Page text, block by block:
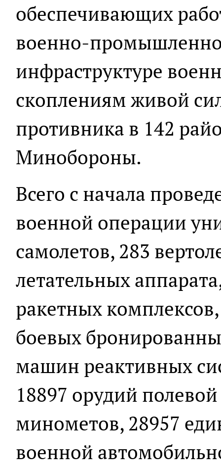
обеспечивающих
военно-
инфраструктуре
скоплениям живой
противника в 142
Минобороны.
Всего с начала
военной операции
самолетов, 283
летательных
ракетных
боевых
машин реактивных
18897 орудий
минометов, 28957
военной